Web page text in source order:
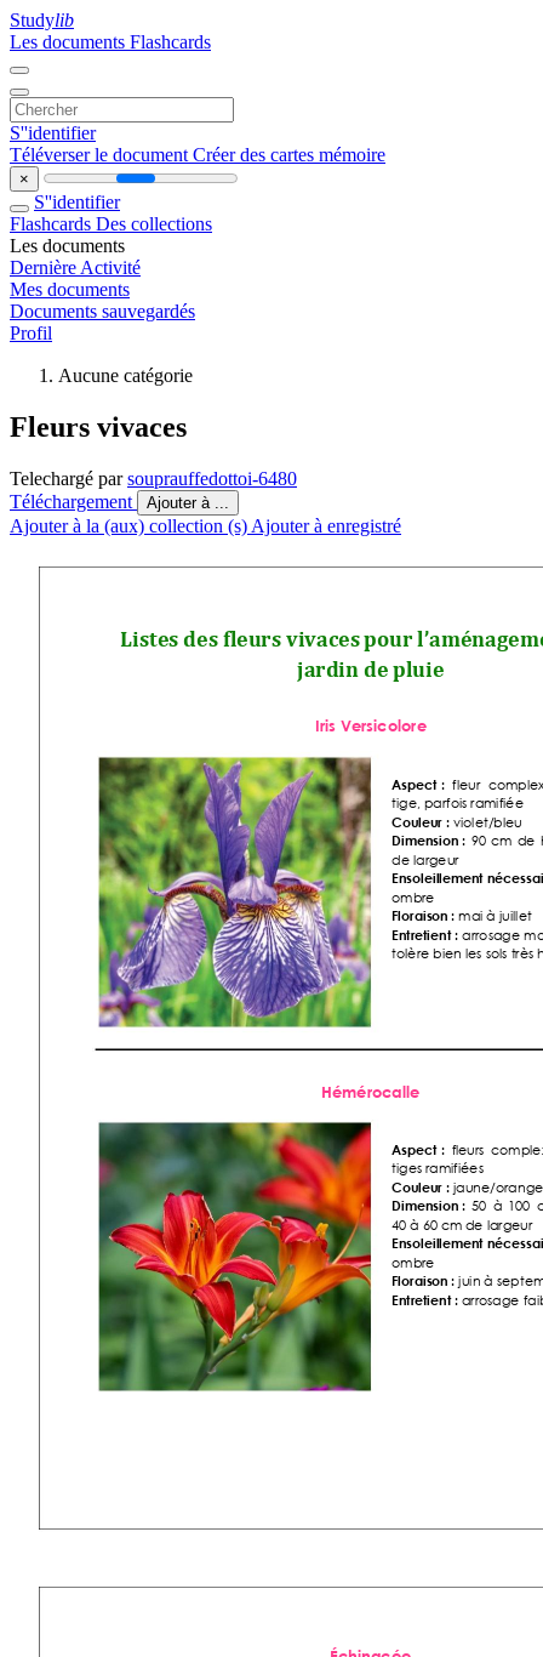
Studylib
Les documents Flashcards
S''identifier
Téléverser le document Créer des cartes mémoire
×
S''identifier
Flashcards Des collections
Les documents
Dernière Activité
Mes documents
Documents sauvegardés
Profil
Aucune catégorie
Fleurs vivaces
Telechargé parsouprauffedottoi-6480
Téléchargement
Ajouter à ...
Ajouter à la (aux) collection (s) Ajouter à enregistré
Listes des fleurs vivaces pour
jardin de pluie
Iris Versicolore
Aspect : fleur
tige, parfois ramifiée
Couleur : violet/bleu
Dimension : 90 cm de
de largeur
Ensoleillement
ombre
Floraison : mai à juillet
Entretient : arrosage
tolère bien les sols très
Hémérocalle
Aspect :
  f
leurs
tiges ramifiées
Couleur : jaune/ora
Dimension : 50 à 100
40 à 60 cm de largeur
Ensoleillement
ombre
Floraison : juin à sept
Entretient : arrosage